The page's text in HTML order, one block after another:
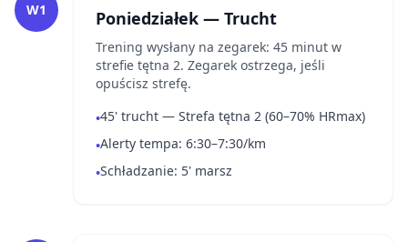
W1 Poniedziałek — Trucht
Trening wysłany na zegarek: 45 minut w
strefie tętna 2. Zegarek ostrzega, jeśli
opuścisz strefę.
•45' trucht — Strefa tętna 2 (60–70% HRmax)
•Alerty tempa: 6:30–7:30/km
•Schładzanie: 5' marsz